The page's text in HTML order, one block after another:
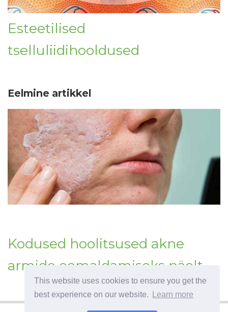
This website uses cookies to ensure you get the
best experience on our website.
Learn more
Esteetilised
tselluliidihooldused
Eelmine artikkel
Kodused hoolitsused akne
armide eemaldamiseks näolt